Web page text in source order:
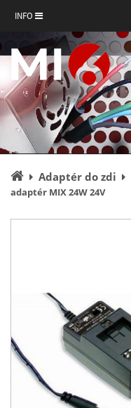
INFO
Úvodní
stránka
Adaptér do zdi
adaptér MIX 24W 24V